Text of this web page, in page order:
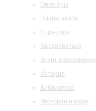
Оркестры
Планы залов
Структура
Как добраться
Визит в
История
Библиотека
Ресторан и кафе